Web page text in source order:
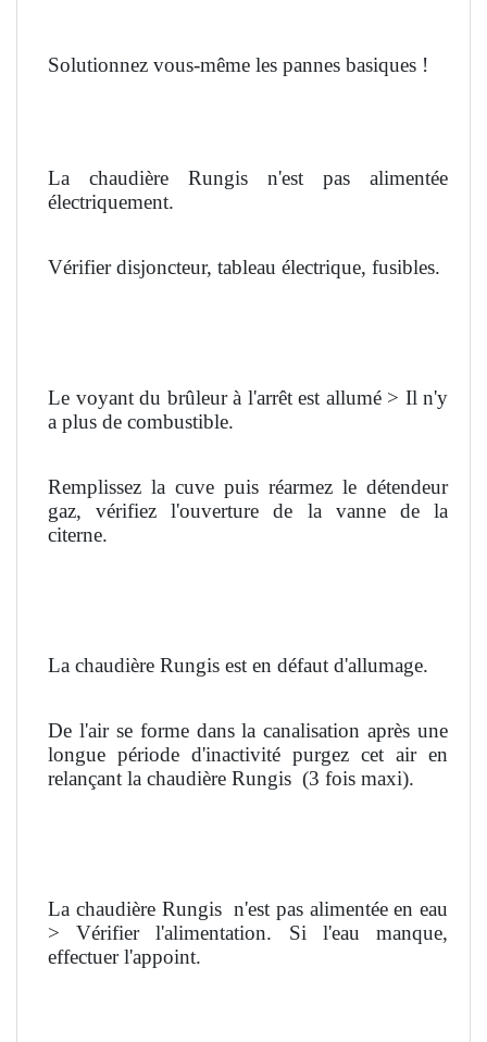
Solutionnez vous-même les pannes basiques !
La chaudière Rungis n'est pas alimentée
électriquement.
Vérifier disjoncteur, tableau électrique, fusibles.
Le voyant du brûleur à l'arrêt est allumé > Il n'y
a plus de combustible.
Remplissez la cuve puis réarmez le détendeur
gaz, vérifiez l'ouverture de la vanne de la
citerne.
La chaudière Rungis est en défaut d'allumage.
De l'air se forme dans la canalisation après une
longue période d'inactivité purgez cet air en
relançant la chaudière Rungis (3 fois maxi).
La chaudière Rungis n'est pas alimentée en eau
> Vérifier l'alimentation. Si l'eau manque,
effectuer l'appoint.